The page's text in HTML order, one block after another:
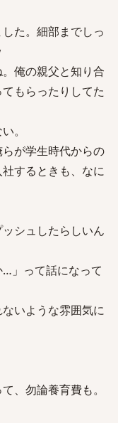
た。細部までしっ
俺の親父と知り合
もらったりしてた
。
が学生時代からの
するときも、なに
シュしたらしいん
」って話になって
いような雰囲気に
、勿論養育費も。